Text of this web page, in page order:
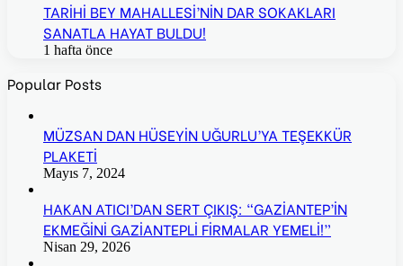
TARİHİ BEY MAHALLESİ’NİN DAR SOKAKLARI
SANATLA HAYAT BULDU!
1 hafta önce
Popular Posts
MÜZSAN DAN HÜSEYİN UĞURLU’YA TEŞEKKÜR
PLAKETİ
Mayıs 7, 2024
HAKAN ATICI’DAN SERT ÇIKIŞ: “GAZİANTEP’İN
EKMEĞİNİ GAZİANTEPLİ FİRMALAR YEMELİ!”
Nisan 29, 2026